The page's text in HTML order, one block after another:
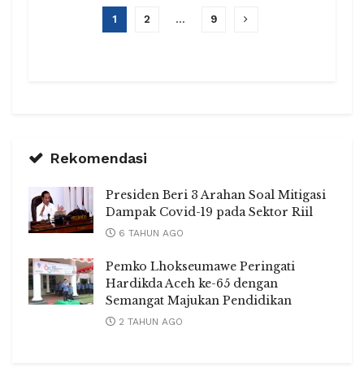
1 2 … 9
Rekomendasi
Presiden Beri 3 Arahan Soal Mitigasi
Dampak Covid-19 pada Sektor Riil
6 TAHUN AGO
Pemko Lhokseumawe Peringati
Hardikda Aceh ke-65 dengan
Semangat Majukan Pendidikan
2 TAHUN AGO